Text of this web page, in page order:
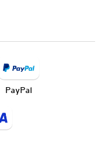
PayPal